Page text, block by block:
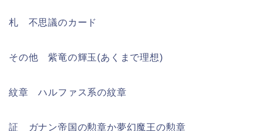
札 不思議のカード
その他 紫竜の輝玉(あくまで理想)
紋章 ハルファス系の紋章
証 ガナン帝国の勲章か夢幻魔王の勲章